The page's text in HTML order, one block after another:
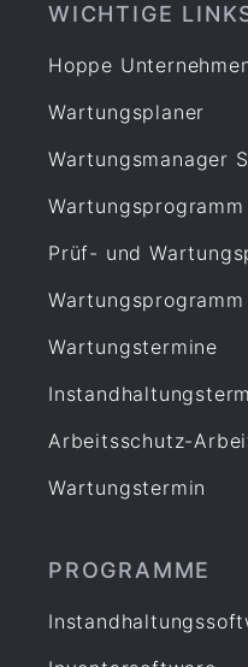
WICHTIGE
Hoppe
Wartungsplaner
Wartungsmanager
Wartungsprogramm
Prüf- und
Wartungsprogramm
Wartungstermine
Arbeitsschutz-
Wartungstermin
PROGRAMME